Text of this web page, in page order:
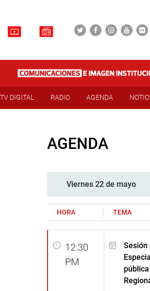
TV DIGITAL RADIO AGENDA
AGENDA
Viernes 22 de mayo
HORA TEMA
12:30
PM
Sesión